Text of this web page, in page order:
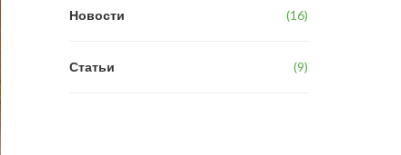
Новости 16
Статьи 9